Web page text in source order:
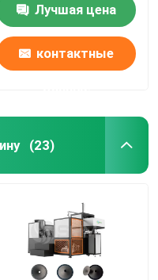
Лучшая цена
контактные
(23)